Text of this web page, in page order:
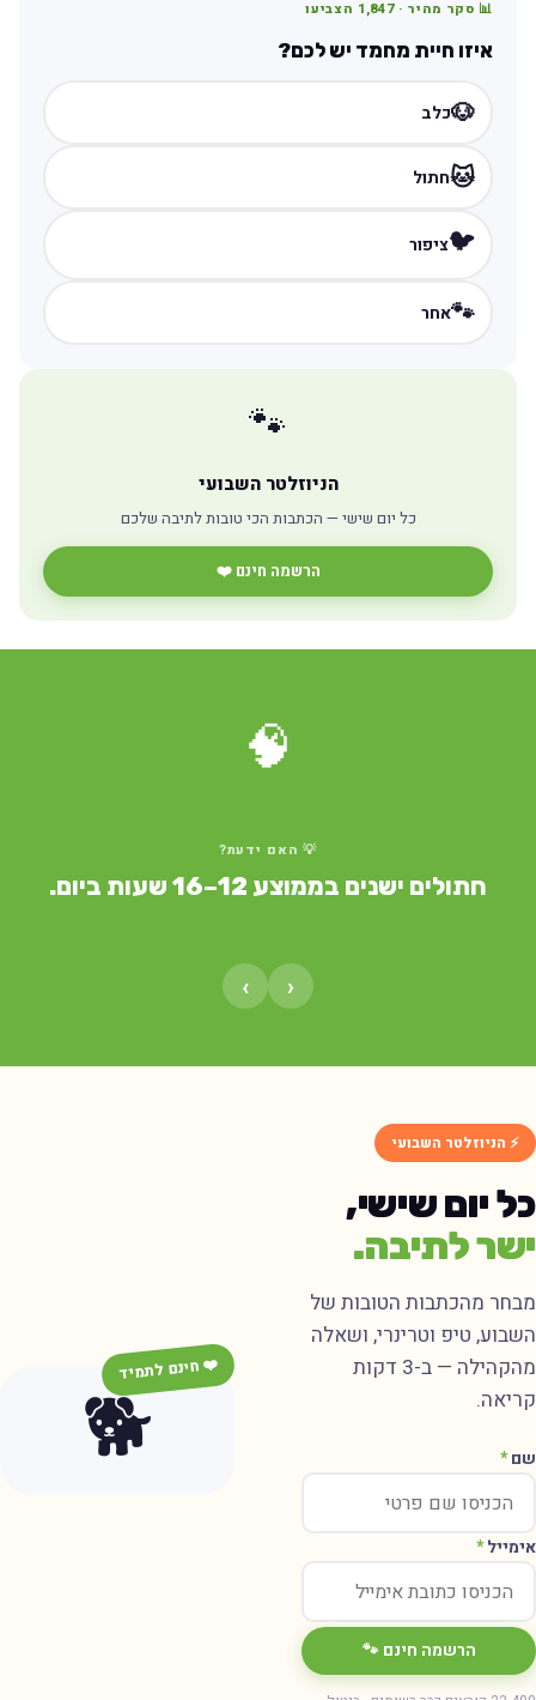
📊 סקר מהיר · 1,847הצביעו
איזו חיית מחמד יש לכם?
🐶כלב
🐱חתול
🐦ציפור
🐾אחר
🐾
הניוזלטר השבועי
כל יום שישי — הכתבות הכי טובות לתיבה שלכם
הרשמה חינם ❤️
🧠
💡 האם ידעת?
חתולים ישנים בממוצע 12–16 שעות ביום.
⚡ הניוזלטר השבועי
יום שישי,
לתיבה.
מהכתבות הטובות של
טיפ וטרינרי, ושאלה
מהקהילה — ב-3 דקות
*
*
הרשמה חינם 🐾
🐕
❤️ חינם לתמיד